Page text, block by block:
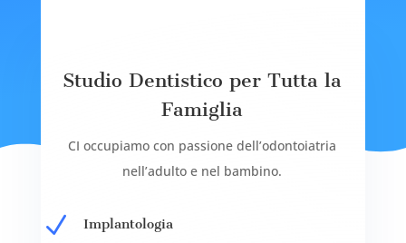
Studio Dentistico per Tutta la
Famiglia
CI occupiamo con passione dell’odontoiatria
nell’adulto e nel bambino.
N Implantologia